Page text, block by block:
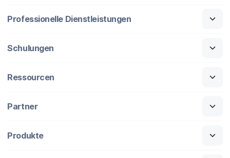
Professionelle Dienstleistungen
Schulungen
Ressourcen
Partner
Produkte